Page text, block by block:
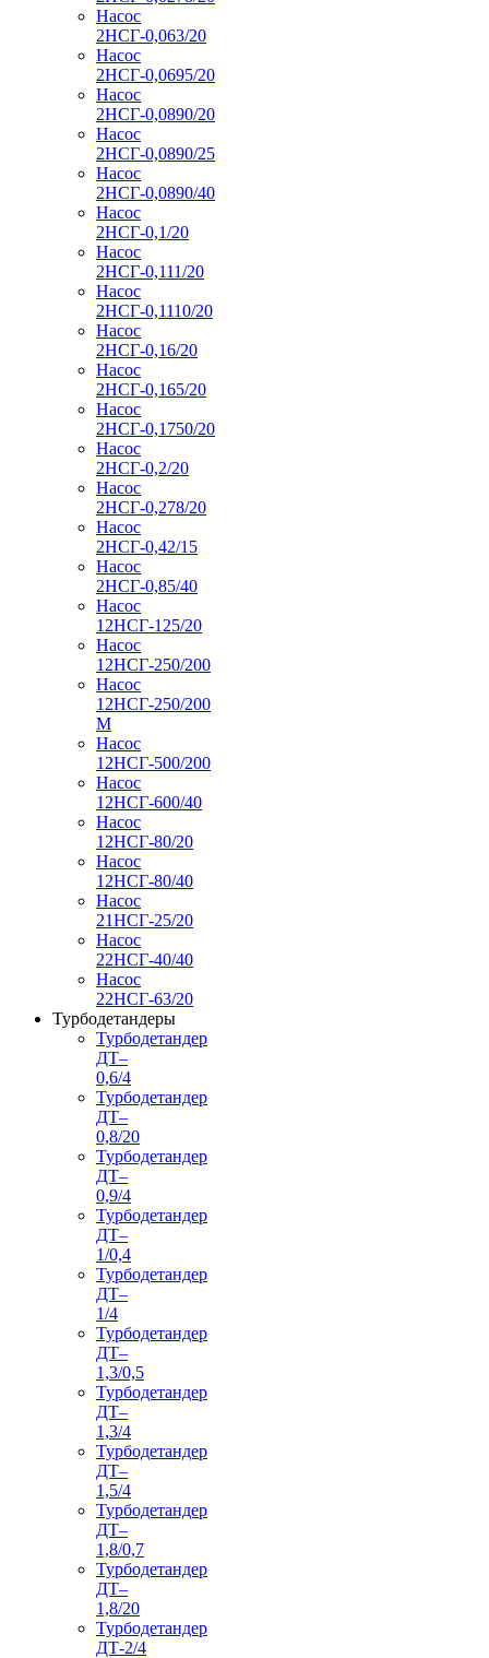
Насос
2НСГ-0,063/20
Насос
2НСГ-0,0695/20
Насос
2НСГ-0,0890/20
Насос
2НСГ-0,0890/25
Насос
2НСГ-0,0890/40
Насос
2НСГ-0,1/20
Насос
2НСГ-0,111/20
Насос
2НСГ-0,1110/20
Насос
2НСГ-0,16/20
Насос
2НСГ-0,165/20
Насос
2НСГ-0,1750/20
Насос
2НСГ-0,2/20
Насос
2НСГ-0,278/20
Насос
2НСГ-0,42/15
Насос
2НСГ-0,85/40
Насос
12НСГ-125/20
Насос
12НСГ-250/200
Насос
12НСГ-250/200
М
Насос
12НСГ-500/200
Насос
12НСГ-600/40
Насос
12НСГ-80/20
Насос
12НСГ-80/40
Насос
21НСГ-25/20
Насос
22НСГ-40/40
Насос
22НСГ-63/20
Турбодетандеры
Турбодетандер
ДТ–
0,6/4
Турбодетандер
ДТ–
0,8/20
Турбодетандер
ДТ–
0,9/4
Турбодетандер
ДТ–
1/0,4
Турбодетандер
ДТ–
1/4
Турбодетандер
ДТ–
1,3/0,5
Турбодетандер
ДТ–
1,3/4
Турбодетандер
ДТ–
1,5/4
Турбодетандер
ДТ–
1,8/0,7
Турбодетандер
ДТ–
1,8/20
Турбодетандер
ДТ-2/4